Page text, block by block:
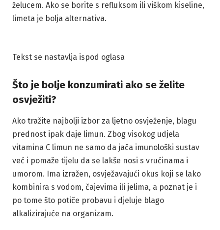
želucem. Ako se borite s refluksom ili viškom kiseline,
limeta je bolja alternativa.
Tekst se nastavlja ispod oglasa
Što je bolje konzumirati ako se želite
osvježiti?
Ako tražite najbolji izbor za ljetno osvježenje, blagu
prednost ipak daje limun. Zbog visokog udjela
vitamina C limun ne samo da jača imunološki sustav
već i pomaže tijelu da se lakše nosi s vrućinama i
umorom. Ima izražen, osvježavajući okus koji se lako
kombinira s vodom, čajevima ili jelima, a poznat je i
po tome što potiče probavu i djeluje blago
alkalizirajuće na organizam.